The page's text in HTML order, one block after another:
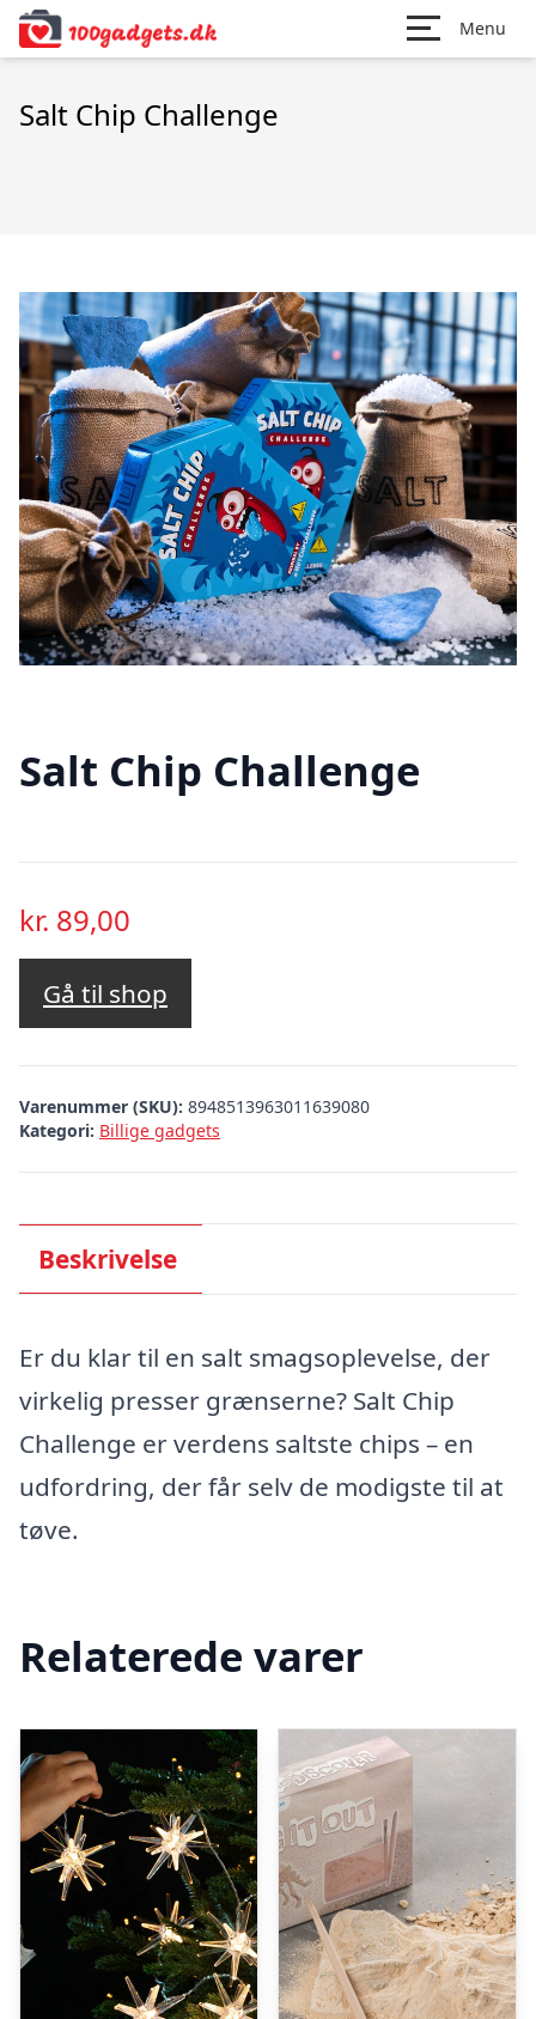
Menu
Salt Chip Challenge
Salt Chip Challenge
kr. 89,00
Gå til shop
Varenummer (SKU): 8948513963011639080
Kategori: Billige gadgets
Beskrivelse
Er du klar til en salt smagsoplevelse, der
virkelig presser grænserne? Salt Chip
Challenge er verdens saltste chips – en
udfordring, der får selv de modigste til at
tøve.
Relaterede varer